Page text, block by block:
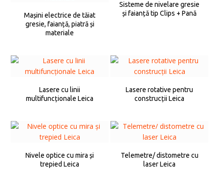
Mașini electrice de tăiat
gresie, faianță, piatră și
materiale
Sisteme de nivelare gresie
și faianță tip Clips + Pană
Lasere cu linii
multifuncționale Leica
Lasere rotative pentru
construcții Leica
Nivele optice cu mira și
trepied Leica
Telemetre/ distometre cu
laser Leica